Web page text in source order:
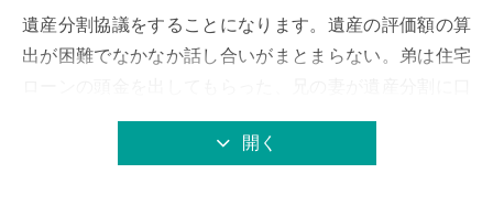
ために専門の弁護士がサポートをさせていただきます。
遺産分割協議をすることになります。遺産の評価額の算
出が困難でなかなか話し合いがまとまらない。弟は住宅
を出してくるなど、遺産分割協議をまとめるのは大変で
す。また、被相続人が遺言書を残していて、遺産分割を
開く